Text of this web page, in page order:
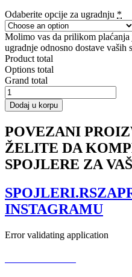
Odaberite opcije za ugradnju *
Molimo vas da prilikom
ugradnje odnosno dostave vaših
Product total
Options total
Grand total
FRONT
SPLITTER
BMW
E46
SALOON
FACELIFT
MODEL
Dodaj u korpu
POVEZANI
ŽELITE DA
SPOJLERE ZA
SPOJLERI.RS
INSTAGRAMU
Error validating application